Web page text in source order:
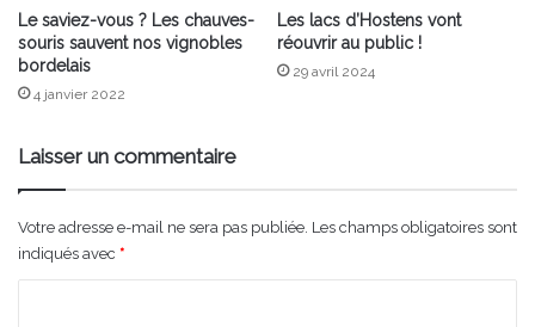
Le saviez-vous ? Les chauves-
souris sauvent nos vignobles
bordelais
4 janvier 2022
Les lacs d’Hostens vont
réouvrir au public !
29 avril 2024
Laisser un commentaire
Votre adresse e-mail ne sera pas publiée. Les champs obligatoires sont
indiqués avec *